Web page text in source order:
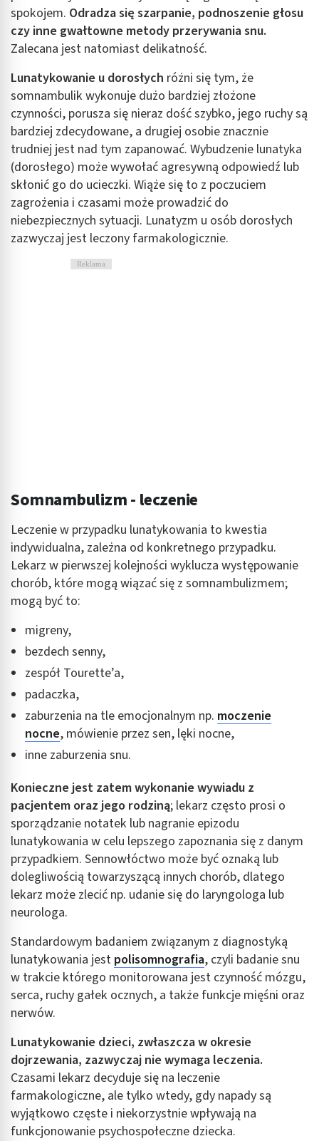
spokojem. Odradza się szarpanie, podnoszenie głosu
czy inne gwałtowne metody przerywania snu.
Zalecana jest natomiast delikatność.
Lunatykowanie u dorosłych różni się tym, że
somnambulik wykonuje dużo bardziej złożone
czynności, porusza się nieraz dość szybko, jego ruchy są
bardziej zdecydowane, a drugiej osobie znacznie
trudniej jest nad tym zapanować. Wybudzenie lunatyka
(dorosłego) może wywołać agresywną odpowiedź lub
skłonić go do ucieczki. Wiąże się to z poczuciem
zagrożenia i czasami może prowadzić do
niebezpiecznych sytuacji. Lunatyzm u osób dorosłych
zazwyczaj jest leczony farmakologicznie.
Reklama
Somnambulizm - leczenie
Leczenie w przypadku lunatykowania to kwestia
indywidualna, zależna od konkretnego przypadku.
Lekarz w pierwszej kolejności wyklucza występowanie
chorób, które mogą wiązać się z somnambulizmem;
mogą być to:
migreny,
bezdech senny,
zespół Tourette’a,
padaczka,
zaburzenia na tle emocjonalnym np. moczenie
nocne, mówienie przez sen, lęki nocne,
inne zaburzenia snu.
Konieczne jest zatem wykonanie wywiadu z
pacjentem oraz jego rodziną; lekarz często prosi o
sporządzanie notatek lub nagranie epizodu
lunatykowania w celu lepszego zapoznania się z danym
przypadkiem. Sennowłóctwo może być oznaką lub
dolegliwością towarzyszącą innych chorób, dlatego
lekarz może zlecić np. udanie się do laryngologa lub
neurologa.
Standardowym badaniem związanym z diagnostyką
lunatykowania jest polisomnografia, czyli badanie snu
w trakcie którego monitorowana jest czynność mózgu,
serca, ruchy gałek ocznych, a także funkcje mięśni oraz
nerwów.
Lunatykowanie dzieci, zwłaszcza w okresie
dojrzewania, zazwyczaj nie wymaga leczenia.
Czasami lekarz decyduje się na leczenie
farmakologiczne, ale tylko wtedy, gdy napady są
wyjątkowo częste i niekorzystnie wpływają na
funkcjonowanie psychospołeczne dziecka.